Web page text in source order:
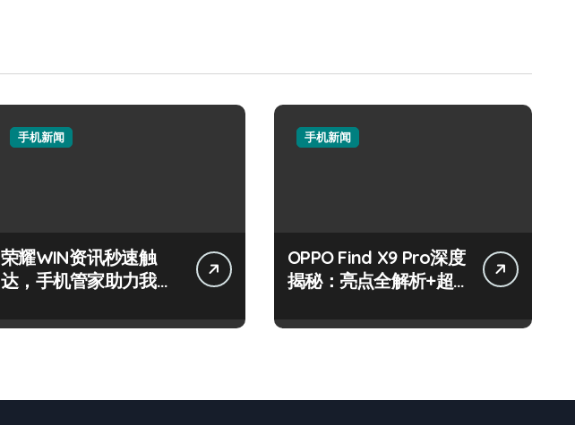
手机新闻
荣耀WIN资讯秒速触
达，手机管家助力我智
手机新闻
OPPO Find X9 Pro深度
揭秘：亮点全解析+超